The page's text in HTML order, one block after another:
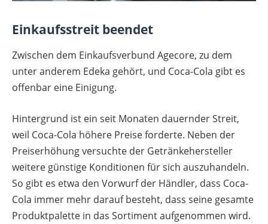
Einkaufsstreit beendet
Zwischen dem Einkaufsverbund Agecore, zu dem
unter anderem Edeka gehört, und Coca-Cola gibt es
offenbar eine Einigung.
Hintergrund ist ein seit Monaten dauernder Streit,
weil Coca-Cola höhere Preise forderte. Neben der
Preiserhöhung versuchte der Getränkehersteller
weitere günstige Konditionen für sich auszuhandeln.
So gibt es etwa den Vorwurf der Händler, dass Coca-
Cola immer mehr darauf besteht, dass seine gesamte
Produktpalette in das Sortiment aufgenommen wird.